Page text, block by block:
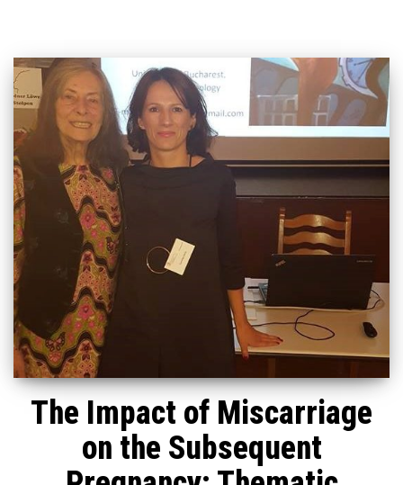
The Impact of Miscarriage
on the Subsequent